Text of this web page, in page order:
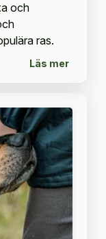
och
ras.
Läs mer